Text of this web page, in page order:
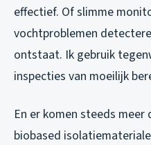
effectief. Of slimme
vochtproblemen
ontstaat. Ik gebruik
inspecties van moeilijk
En er komen steeds
biobased